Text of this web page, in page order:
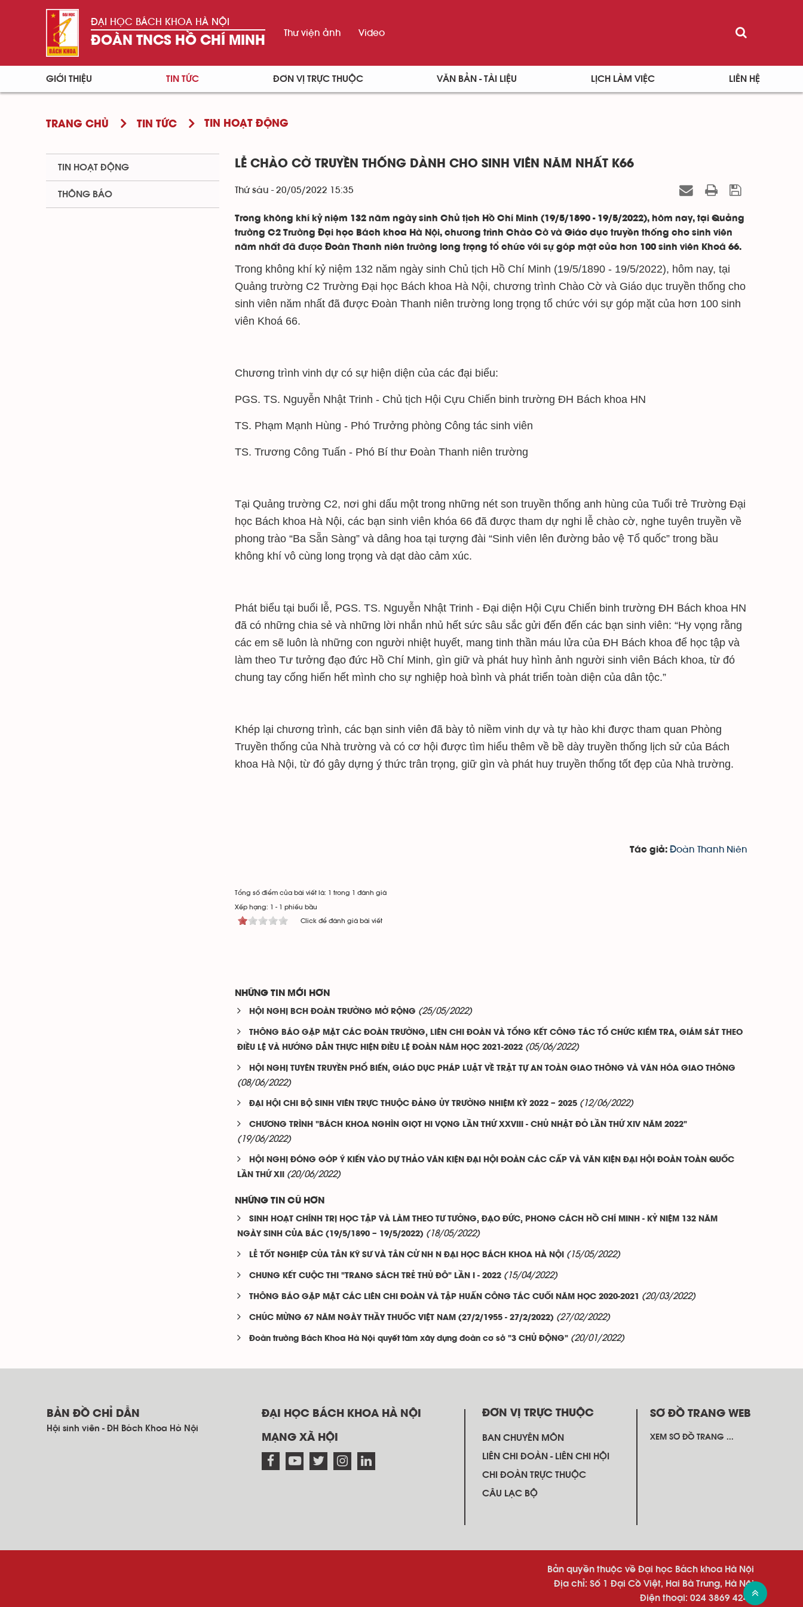
ĐẠI HỌC BÁCH KHOA HÀ NỘI
ĐOÀN TNCS HỒ CHÍ MINH
Thư viện ảnh Video
GIỚI THIỆU TIN TỨC ĐƠN VỊ TRỰC THUỘC VĂN BẢN - TÀI LIỆU LỊCH LÀM VIỆC LIÊN HỆ
TRANG CHỦ TIN TỨC TIN HOẠT ĐỘNG
LỄ CHÀO CỜ TRUYỀN THỐNG DÀNH CHO SINH VIÊN NĂM NHẤT K66
Thứ sáu - 20/05/2022 15:35
Trong không khí kỷ niệm 132 năm ngày sinh Chủ tịch Hồ Chí Minh (19/5/1890 - 19/5/2022), hôm nay, tại Quảng
trường C2 Trường Đại học Bách khoa Hà Nội, chương trình Chào Cờ và Giáo dục truyền thống cho sinh viên
năm nhất đã được Đoàn Thanh niên trường long trọng tổ chức với sự góp mặt của hơn 100 sinh viên Khoá 66.
Trong không khí kỷ niệm 132 năm ngày sinh Chủ tịch Hồ Chí Minh (19/5/1890 - 19/5/2022), hôm nay, tại
Quảng trường C2 Trường Đại học Bách khoa Hà Nội, chương trình Chào Cờ và Giáo dục truyền thống cho
sinh viên năm nhất đã được Đoàn Thanh niên trường long trọng tổ chức với sự góp mặt của hơn 100 sinh
viên Khoá 66.
Chương trình vinh dự có sự hiện diện của các đại biểu:
PGS. TS. Nguyễn Nhật Trinh - Chủ tịch Hội Cựu Chiến binh trường ĐH Bách khoa HN
TS. Phạm Mạnh Hùng - Phó Trưởng phòng Công tác sinh viên
TS. Trương Công Tuấn - Phó Bí thư Đoàn Thanh niên trường
Tại Quảng trường C2, nơi ghi dấu một trong những nét son truyền thống anh hùng của Tuổi trẻ Trường Đại
học Bách khoa Hà Nội, các bạn sinh viên khóa 66 đã được tham dự nghi lễ chào cờ, nghe tuyên truyền về
phong trào “Ba Sẵn Sàng” và dâng hoa tại tượng đài “Sinh viên lên đường bảo vệ Tổ quốc” trong bầu
không khí vô cùng long trọng và dạt dào cảm xúc.
Phát biểu tại buổi lễ, PGS. TS. Nguyễn Nhật Trinh - Đại diện Hội Cựu Chiến binh trường ĐH Bách khoa HN
đã có những chia sẻ và những lời nhắn nhủ hết sức sâu sắc gửi đến đến các bạn sinh viên: “Hy vọng rằng
các em sẽ luôn là những con người nhiệt huyết, mang tinh thần máu lửa của ĐH Bách khoa để học tập và
làm theo Tư tưởng đạo đức Hồ Chí Minh, gìn giữ và phát huy hình ảnh người sinh viên Bách khoa, từ đó
chung tay cống hiến hết mình cho sự nghiệp hoà bình và phát triển toàn diện của dân tộc.”
Khép lại chương trình, các bạn sinh viên đã bày tỏ niềm vinh dự và tự hào khi được tham quan Phòng
Truyền thống của Nhà trường và có cơ hội được tìm hiểu thêm về bề dày truyền thống lịch sử của Bách
khoa Hà Nội, từ đó gây dựng ý thức trân trọng, giữ gìn và phát huy truyền thống tốt đẹp của Nhà trường.
Tác giả: Đoàn Thanh Niên
Tổng số điểm của bài viết là: 1 trong 1 đánh giá
Xếp hạng: 1 - 1 phiếu bầu
Click để đánh giá bài viết
NHỮNG TIN MỚI HƠN
HỘI NGHỊ BCH ĐOÀN TRƯỜNG MỞ RỘNG (25/05/2022)
THÔNG BÁO GẶP MẶT CÁC ĐOÀN TRƯỜNG, LIÊN CHI ĐOÀN VÀ TỔNG KẾT CÔNG TÁC TỔ CHỨC KIỂM TRA, GIÁM SÁT THEO
ĐIỀU LỆ VÀ HƯỚNG DẪN THỰC HIỆN ĐIỀU LỆ ĐOÀN NĂM HỌC 2021-2022 (05/06/2022)
HỘI NGHỊ TUYÊN TRUYỀN PHỔ BIẾN, GIÁO DỤC PHÁP LUẬT VỀ TRẬT TỰ AN TOÀN GIAO THÔNG VÀ VĂN HÓA GIAO THÔNG
(08/06/2022)
ĐẠI HỘI CHI BỘ SINH VIÊN TRỰC THUỘC ĐẢNG ỦY TRƯỜNG NHIỆM KỲ 2022 – 2025 (12/06/2022)
CHƯƠNG TRÌNH "BÁCH KHOA NGHÌN GIỌT HI VỌNG LẦN THỨ XXVIII - CHỦ NHẬT ĐỎ LẦN THỨ XIV NĂM 2022"
(19/06/2022)
HỘI NGHỊ ĐÓNG GÓP Ý KIẾN VÀO DỰ THẢO VĂN KIỆN ĐẠI HỘI ĐOÀN CÁC CẤP VÀ VĂN KIỆN ĐẠI HỘI ĐOÀN TOÀN QUỐC
LẦN THỨ XII
(20/06/2022)
NHỮNG TIN CŨ HƠN
SINH HOẠT CHÍNH TRỊ HỌC TẬP VÀ LÀM THEO TƯ TƯỞNG, ĐẠO ĐỨC, PHONG CÁCH HỒ CHÍ MINH - KỶ NIỆM 132 NĂM
NGÀY SINH CỦA BÁC (19/5/1890 – 19/5/2022) (18/05/2022)
LỄ TỐT NGHIỆP CỦA TÂN KỸ SƯ VÀ TÂN CỬ NH N ĐẠI HỌC BÁCH KHOA HÀ NỘI (15/05/2022)
CHUNG KẾT CUỘC THI "TRANG SÁCH TRẺ THỦ ĐÔ" LẦN I - 2022 (15/04/2022)
THÔNG BÁO GẶP MẶT CÁC LIÊN CHI ĐOÀN VÀ TẬP HUẤN CÔNG TÁC CUỐI NĂM HỌC 2020-2021 (20/03/2022)
CHÚC MỪNG 67 NĂM NGÀY THẦY THUỐC VIỆT NAM (27/2/1955 - 27/2/2022) (27/02/2022)
Đoàn trường Bách Khoa Hà Nội quyết tâm xây dựng đoàn cơ sở "3 CHỦ ĐỘNG" (20/01/2022)
TIN HOẠT ĐỘNG
THÔNG BÁO
BẢN ĐỒ CHỈ DẪN
Hội sinh viên - ĐH Bách Khoa Hà Nội
ĐẠI HỌC BÁCH KHOA HÀ NỘI
MẠNG XÃ HỘI
ĐƠN VỊ TRỰC THUỘC
BAN CHUYÊN MÔN
LIÊN CHI ĐOÀN - LIÊN CHI HỘI
CHI ĐOÀN TRỰC THUỘC
CÂU LẠC BỘ
SƠ ĐỒ TRANG WEB
XEM SƠ ĐỒ TRANG ...
Bản quyền thuộc về Đại học Bách khoa Hà Nội
Địa chỉ: Số 1 Đại Cồ Việt, Hai Bà Trưng, Hà Nội
Điện thoại: 024 3869 4242